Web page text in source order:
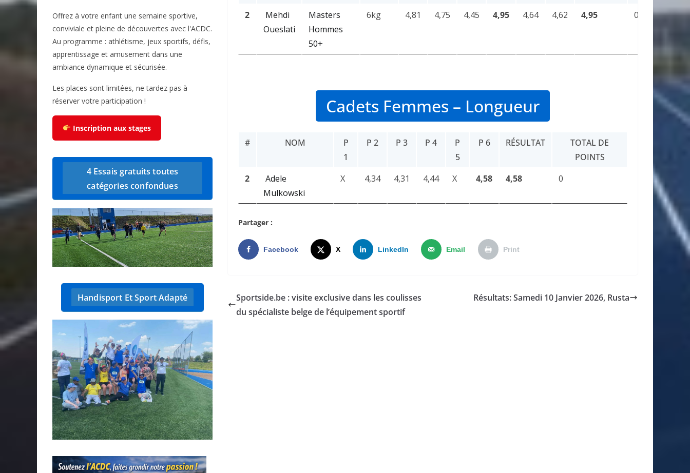
2
Mehdi
Oueslati
Masters
Hommes
50+
6kg 4,81 4,75 4,45 4,95 4,64 4,62 4,95 0
Cadets Femmes – Longueur
# NOM
P
1
P 2 P 3 P 4
P
5
P 6 RÉSULTAT
TOTAL DE
POINTS
2
Adele
Mulkowski
X 4,34 4,31 4,44 X 4,58 4,58 0
Partager :
Facebook X LinkedIn Email Print
Sportside.be : visite exclusive dans les coulisses
du spécialiste belge de l’équipement sportif
Résultats: Samedi 10 Janvier 2026, Rusta
Offrez à votre enfant une semaine sportive,
conviviale et pleine de découvertes avec l'ACDC.
Au programme : athlétisme, jeux sportifs, défis,
apprentissage et amusement dans une
ambiance dynamique et sécurisée.
Les places sont limitées, ne tardez pas à
réserver votre participation !
Inscription aux stages
4 Essais gratuits toutes
catégories confondues
Handisport Et Sport Adapté